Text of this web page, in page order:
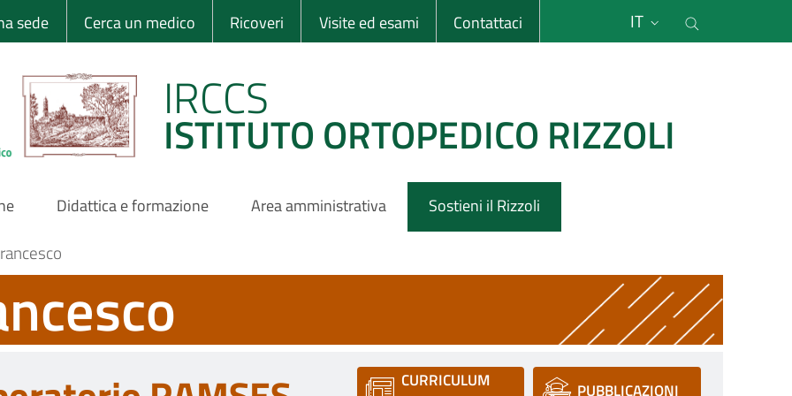
Rizzoli
sede Cerca un medico Ricoveri Visite ed esami Contattaci IT
IRCCS
ISTITUTO ORTOPEDICO RIZZOLI
Didattica e formazione Area amministrativa Sostieni il Rizzoli
CURRICULUM
PUBBLICAZIONI